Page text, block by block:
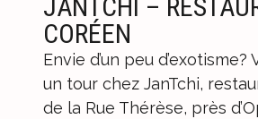
JANTCHI –
CORÉEN
Envie d’un peu d’exotisme?
un tour chez JanTchi,
de la Rue Thérèse, près